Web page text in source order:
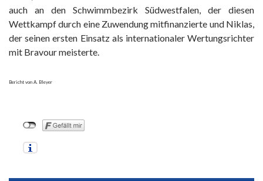
auch an den Schwimmbezirk Südwestfalen, der diesen
Wettkampf durch eine Zuwendung mitfinanzierte und Niklas,
der seinen ersten Einsatz als internationaler Wertungsrichter
mit Bravour meisterte.
Bericht von A. Bleyer